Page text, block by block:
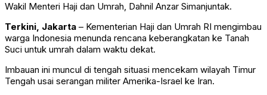
Wakil Menteri Haji dan Umrah, Dahnil Anzar Simanjuntak.
Terkini, Jakarta – Kementerian Haji dan Umrah RI mengimbau
warga Indonesia menunda rencana keberangkatan ke Tanah
Suci untuk umrah dalam waktu dekat.
Imbauan ini muncul di tengah situasi mencekam wilayah Timur
Tengah usai serangan militer Amerika-Israel ke Iran.